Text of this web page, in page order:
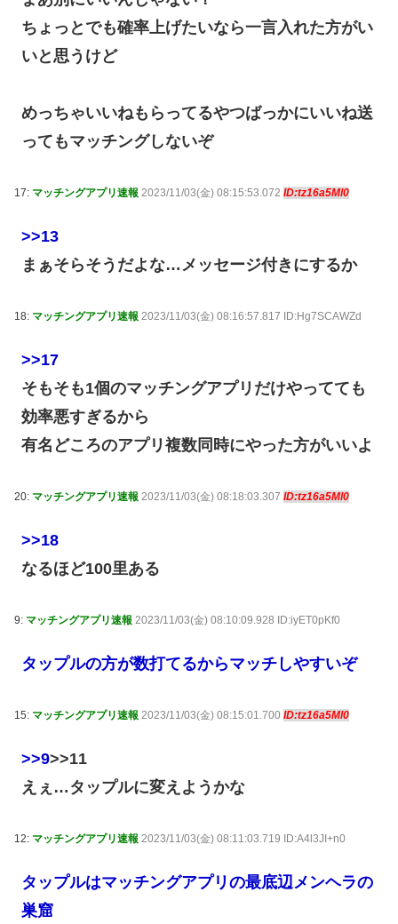
ちょっとでも確率上げたいなら一言入れた方がい
いと思うけど
めっちゃいいねもらってるやつばっかにいいね送
ってもマッチングしないぞ
17: マッチングアプリ速報 2023/11/03(金) 08:15:53.072 ID:tz16a5Ml0
>>13
まぁそらそうだよな…メッセージ付きにするか
18: マッチングアプリ速報 2023/11/03(金) 08:16:57.817 ID:Hg7SCAWZd
>>17
そもそも1個のマッチングアプリだけやってても
効率悪すぎるから
有名どころのアプリ複数同時にやった方がいいよ
20: マッチングアプリ速報 2023/11/03(金) 08:18:03.307 ID:tz16a5Ml0
>>18
なるほど100里ある
9: マッチングアプリ速報 2023/11/03(金) 08:10:09.928 ID:iyET0pKf0
タップルの方が数打てるからマッチしやすいぞ
15: マッチングアプリ速報 2023/11/03(金) 08:15:01.700 ID:tz16a5Ml0
>>9>>11
えぇ…タップルに変えようかな
12: マッチングアプリ速報 2023/11/03(金) 08:11:03.719 ID:A4l3JI+n0
タップルはマッチングアプリの最底辺メンヘラの
巣窟